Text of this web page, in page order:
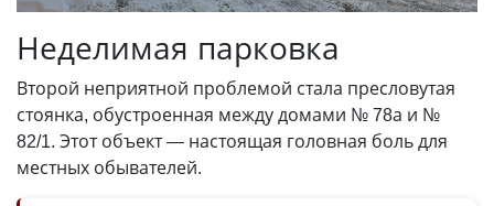
Неделимая парковка
Второй неприятной проблемой стала пресловутая
стоянка, обустроенная между домами № 78а и №
82/1. Этот объект — настоящая головная боль для
местных обывателей.